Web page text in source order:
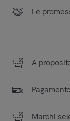
Le
A
Marchi